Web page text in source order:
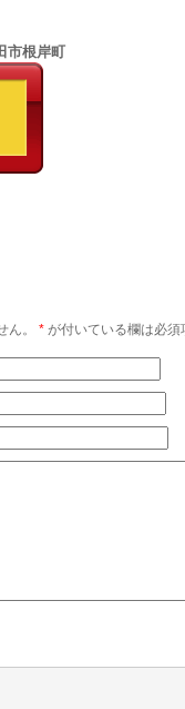
市根岸町
。 * が付いている欄は必須